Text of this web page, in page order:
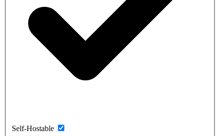
Self-Hostable